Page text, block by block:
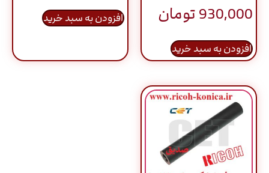
930,000تومان
افزودن به سبد خرید
افزودن به سبد خرید